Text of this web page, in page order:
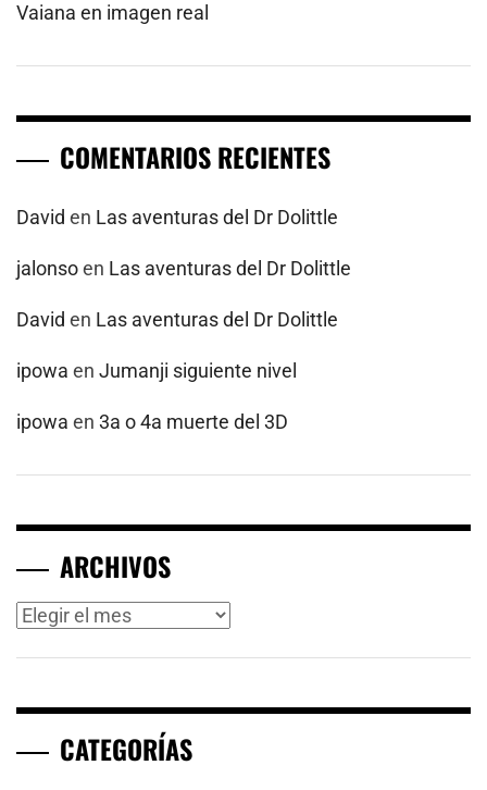
Vaiana en imagen real
COMENTARIOS RECIENTES
David en Las aventuras del Dr Dolittle
jalonsoen Las aventuras del Dr Dolittle
David en Las aventuras del Dr Dolittle
ipowa en Jumanji siguiente nivel
ipowa en 3a o 4a muerte del 3D
ARCHIVOS
Archivos
CATEGORÍAS